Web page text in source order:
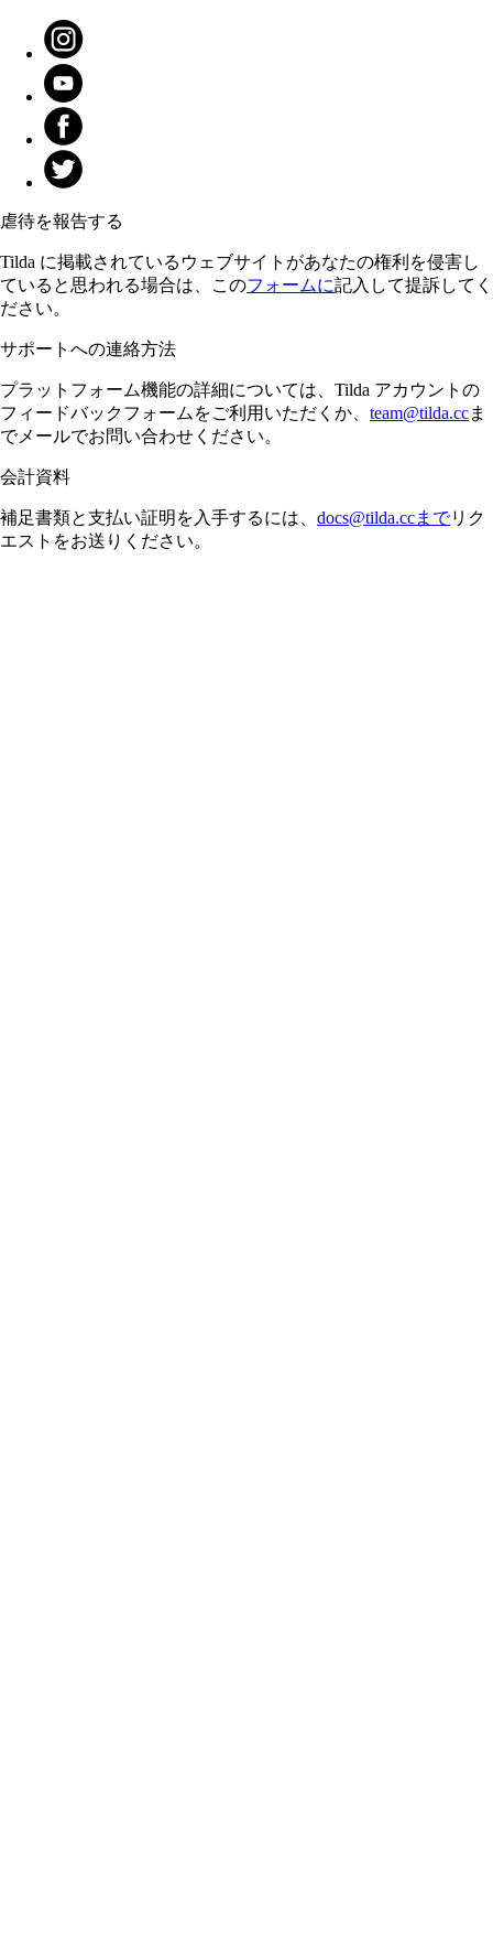
虐待を報告する
Tilda に掲載されているウェブサイトがあなたの権利を侵害し
ていると思われる場合は、このフォームに記入して提訴してく
ださい。
サポートへの連絡方法
プラットフォーム機能の詳細については、Tilda アカウントの
フィードバックフォームをご利用いただくか、 team@tilda.ccま
でメールでお問い合わせください。
会計資料
補足書類と支払い証明を入手するには、 docs@tilda.ccまでリク
エストをお送りください。